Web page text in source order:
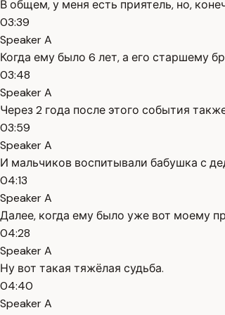
В общем, у меня есть приятель, но,
03:39
Speaker A
Когда ему было 6 лет, а его старшему
03:48
Speaker A
Через 2 года после этого события
03:59
Speaker A
И мальчиков воспитывали бабушка с
04:13
Speaker A
Далее, когда ему было уже вот моему
04:28
Speaker A
Ну вот такая тяжёлая судьба.
04:40
Speaker A